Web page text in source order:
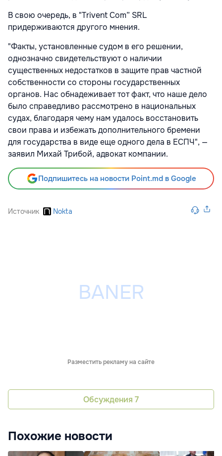
В свою очередь, в "Trivent Com” SRL
придерживаются другого мнения.
"Факты, установленные судом в его решении,
однозначно свидетельствуют о наличии
существенных недостатков в защите прав частной
собственности со стороны государственных
органов. Нас обнадеживает тот факт, что наше дело
было справедливо рассмотрено в национальных
судах, благодаря чему нам удалось восстановить
свои права и избежать дополнительного бремени
для государства в виде еще одного дела в ЕСПЧ", —
заявил Михай Трибой, адвокат компании.
Подпишитесь на новости Point.md в Google
Источник Nokta
Разместить рекламу на сайте
Обсуждения 7
Похожие новости